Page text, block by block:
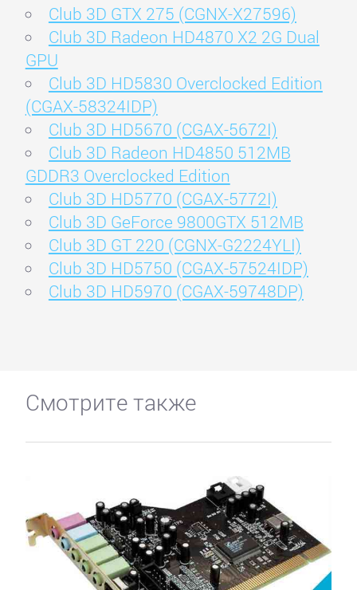
Club 3D GTX 275 (CGNX-X27596)
Club 3D Radeon HD4870 X2 2G Dual
GPU
Club 3D HD5830 Overclocked Edition
(CGAX-58324IDP)
Club 3D HD5670 (CGAX-5672I)
Club 3D Radeon HD4850 512MB
GDDR3 Overclocked Edition
Club 3D HD5770 (CGAX-5772I)
Club 3D GeForce 9800GTX 512MB
Club 3D GT 220 (CGNX-G2224YLI)
Club 3D HD5750 (CGAX-57524IDP)
Club 3D HD5970 (CGAX-59748DP)
Смотрите также